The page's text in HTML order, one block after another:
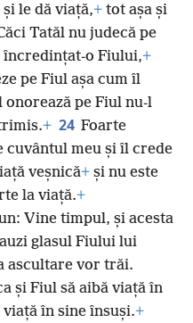
le dă viață,+ tot așa și
Tatăl nu judecă pe
încredințat-o Fiului,+
pe Fiul așa cum îl
onorează pe Fiul nu-l
+ 24 Foarte
cuvântul meu și îl crede
veșnică+ și nu este
la viață.+
Vine timpul, și acesta
glasul Fiului lui
ascultare vor trăi.
și Fiul să aibă viață în
viață în sine însuși.+